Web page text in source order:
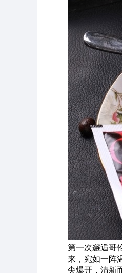
第一次邂逅哥
来，宛如一阵
尖爆开，清新